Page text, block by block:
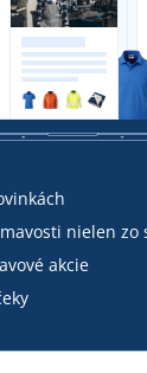
nielen zo
akcie